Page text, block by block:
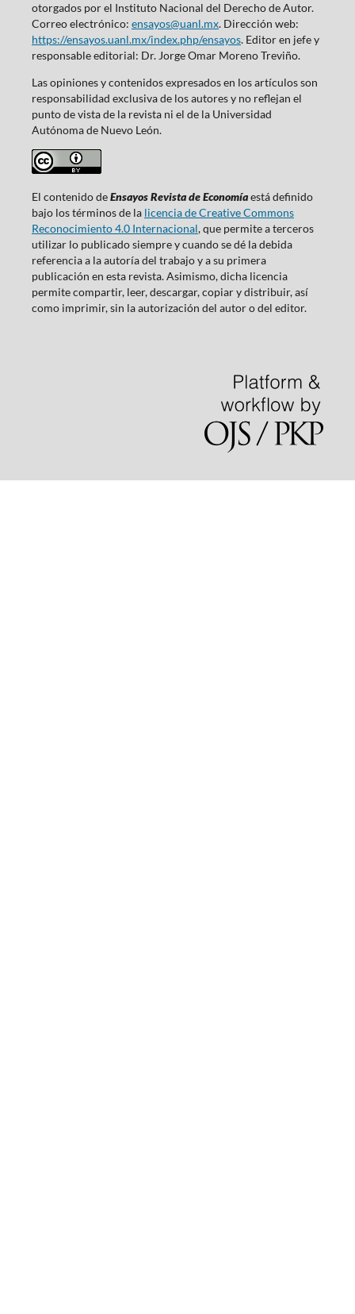
otorgados por el Instituto Nacional del Derecho de Autor.
Correo electrónico: ensayos@uanl.mx. Dirección web:
https://ensayos.uanl.mx/index.php/ensayos. Editor en jefe y
responsable editorial: Dr. Jorge Omar Moreno Treviño.
Las opiniones y contenidos expresados en los artículos son
responsabilidad exclusiva de los autores y no reflejan el
punto de vista de la revista ni el de la Universidad
Autónoma de Nuevo León.
El contenido deEnsayos Revista de Economíaestá definido
bajo los términos de la licencia de Creative Commons
Reconocimiento 4.0 Internacional, que permite a terceros
utilizar lo publicado siempre y cuando se dé la debida
referencia a la autoría del trabajo y a su primera
publicación en esta revista. Asimismo, dicha licencia
permite compartir, leer, descargar, copiar y distribuir, así
como imprimir, sin la autorización del autor o del editor.